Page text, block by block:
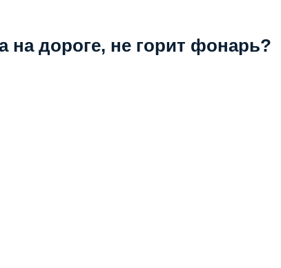
на дороге, не горит фонарь?